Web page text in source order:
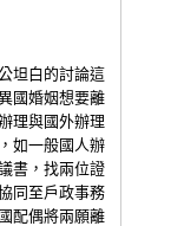
坦白的討論這
國婚姻想要離
理與國外辦理
如一般國人辦
書，找兩位證
同至戶政事務
配偶將兩願離